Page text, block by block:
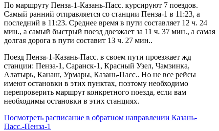
По маршруту Пенза-1-Казань-Пасс. курсируют 7 поездов.
Самый ранний отправляется со станции Пенза-1 в 11:23, а
последний в 11:23. Среднее время в пути составляет 12 ч. 24
мин., а самый быстрый поезд доезжает за 11 ч. 37 мин., а самая
долгая дорога в пути составит 13 ч. 27 мин..
Поезд Пенза-1-Казань-Пасс. в своем пути проезжает жд
станции: Пенза-1, Саранск-1, Красный Узел, Чамзинка,
Алатырь, Канаш, Урмары, Казань-Пасс.. Но не все рейсы
имеют остановки в этих пунктах, поэтому необходимо
перепроверить маршрут конкретного поезда, если вам
необходимы остановки в этих станциях.
Посмотреть расписание в обратном направлении Казань-
Пасс.-Пенза-1